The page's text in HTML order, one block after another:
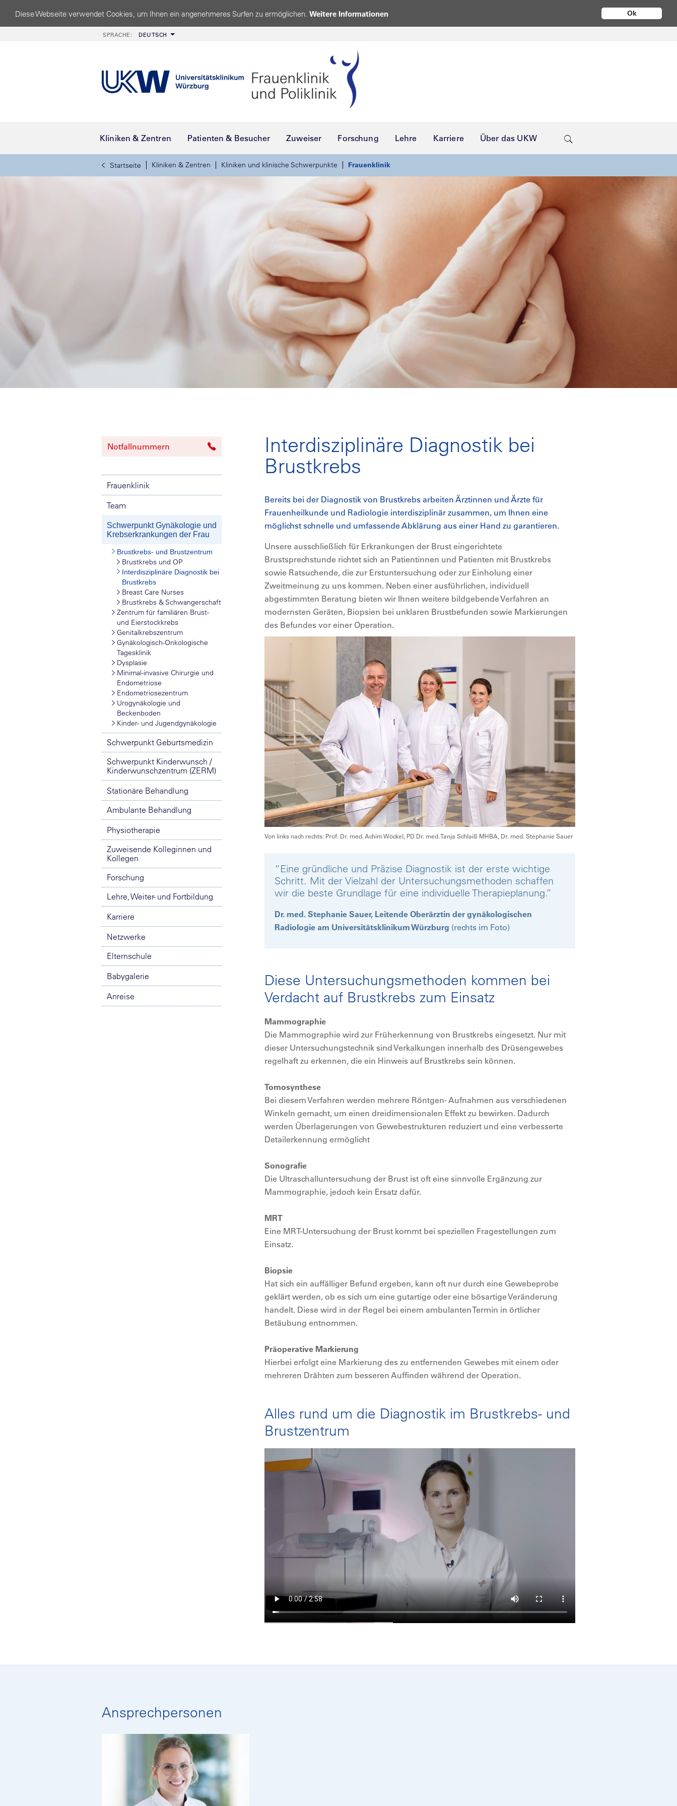
Ok
Diese Webseite verwendet Cookies, um Ihnen ein angenehmeres Surfen zu ermöglichen. Weitere Informationen
SPRACHE: DEUTSCH
Kliniken & Zentren Patienten & Besucher Zuweiser Forschung Lehre Karriere Über das UKW
Startseite Kliniken & Zentren Kliniken und klinische Schwerpunkte Frauenklinik
Notfallnummern
Frauenklinik
Team
Schwerpunkt Gynäkologie und
Krebserkrankungen der Frau
Brustkrebs- und Brustzentrum
Brustkrebs und OP
Interdisziplinäre Diagnostik bei
Brustkrebs
Breast Care Nurses
Brustkrebs & Schwangerschaft
Zentrum für familiären Brust-
und Eierstockkrebs
Genitalkrebszentrum
Gynäkologisch-Onkologische
Tagesklinik
Dysplasie
Minimal-invasive Chirurgie und
Endometriose
Endometriosezentrum
Urogynäkologie und
Beckenboden
Kinder- und Jugendgynäkologie
Schwerpunkt Geburtsmedizin
Schwerpunkt Kinderwunsch /
Kinderwunschzentrum (ZERM)
Stationäre Behandlung
Ambulante Behandlung
Physiotherapie
Zuweisende Kolleginnen und
Kollegen
Forschung
Lehre, Weiter- und Fortbildung
Karriere
Netzwerke
Elternschule
Babygalerie
Anreise
Interdisziplinäre Diagnostik bei
Brustkrebs
Bereits bei der Diagnostik von Brustkrebs arbeiten Ärztinnen und Ärzte für
Frauenheilkunde und Radiologie interdisziplinär zusammen, um Ihnen eine
möglichst schnelle und umfassende Abklärung aus einer Hand zu garantieren.
Unsere ausschließlich für Erkrankungen der Brust eingerichtete
Brustsprechstunde richtet sich an Patientinnen und Patienten mit Brustkrebs
sowie Ratsuchende, die zur Erstuntersuchung oder zur Einholung einer
Zweitmeinung zu uns kommen. Neben einer ausführlichen, individuell
abgestimmten Beratung bieten wir Ihnen weitere bildgebende Verfahren an
modernsten Geräten, Biopsien bei unklaren Brustbefunden sowie Markierungen
des Befundes vor einer Operation.
Von links nach rechts: Prof. Dr. med. Achim Wöckel, PD Dr. med. Tanja Schlaiß MHBA, Dr. med. Stephanie Sauer
“Eine gründliche und Präzise Diagnostik ist der erste wichtige
Schritt. Mit der Vielzahl der Untersuchungsmethoden schaffen
wir die beste Grundlage für eine individuelle Therapieplanung.”
Dr. med. Stephanie Sauer, Leitende Oberärztin der gynäkologischen
Radiologie am Universitätsklinikum Würzburg (rechts im Foto)
Diese Untersuchungsmethoden kommen bei
Verdacht auf Brustkrebs zum Einsatz
Mammographie
Die Mammographie wird zur Früherkennung von Brustkrebs eingesetzt. Nur mit
dieser Untersuchungstechnik sind Verkalkungen innerhalb des Drüsengewebes
regelhaft zu erkennen, die ein Hinweis auf Brustkrebs sein können.
Tomosynthese
Bei diesem Verfahren werden mehrere Röntgen- Aufnahmen aus verschiedenen
Winkeln gemacht, um einen dreidimensionalen Effekt zu bewirken. Dadurch
werden Überlagerungen von Gewebestrukturen reduziert und eine verbesserte
Detailerkennung ermöglicht
Sonografie
Die Ultraschalluntersuchung der Brust ist oft eine sinnvolle Ergänzung zur
Mammographie, jedoch kein Ersatz dafür.
MRT
Eine MRT-Untersuchung der Brust kommt bei speziellen Fragestellungen zum
Einsatz.
Biopsie
Hat sich ein auffälliger Befund ergeben, kann oft nur durch eine Gewebeprobe
geklärt werden, ob es sich um eine gutartige oder eine bösartige Veränderung
handelt. Diese wird in der Regel bei einem ambulanten Termin in örtlicher
Betäubung entnommen.
Präoperative Markierung
Hierbei erfolgt eine Markierung des zu entfernenden Gewebes mit einem oder
mehreren Drähten zum besseren Auffinden während der Operation.
Alles rund um die Diagnostik im Brustkrebs- und
Brustzentrum
Ansprechpersonen